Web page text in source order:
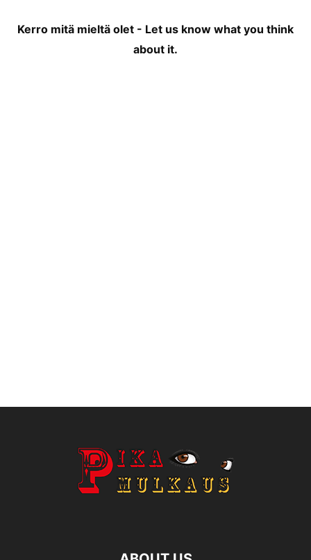
Kerro mitä mieltä olet - Let us know what you think
about it.